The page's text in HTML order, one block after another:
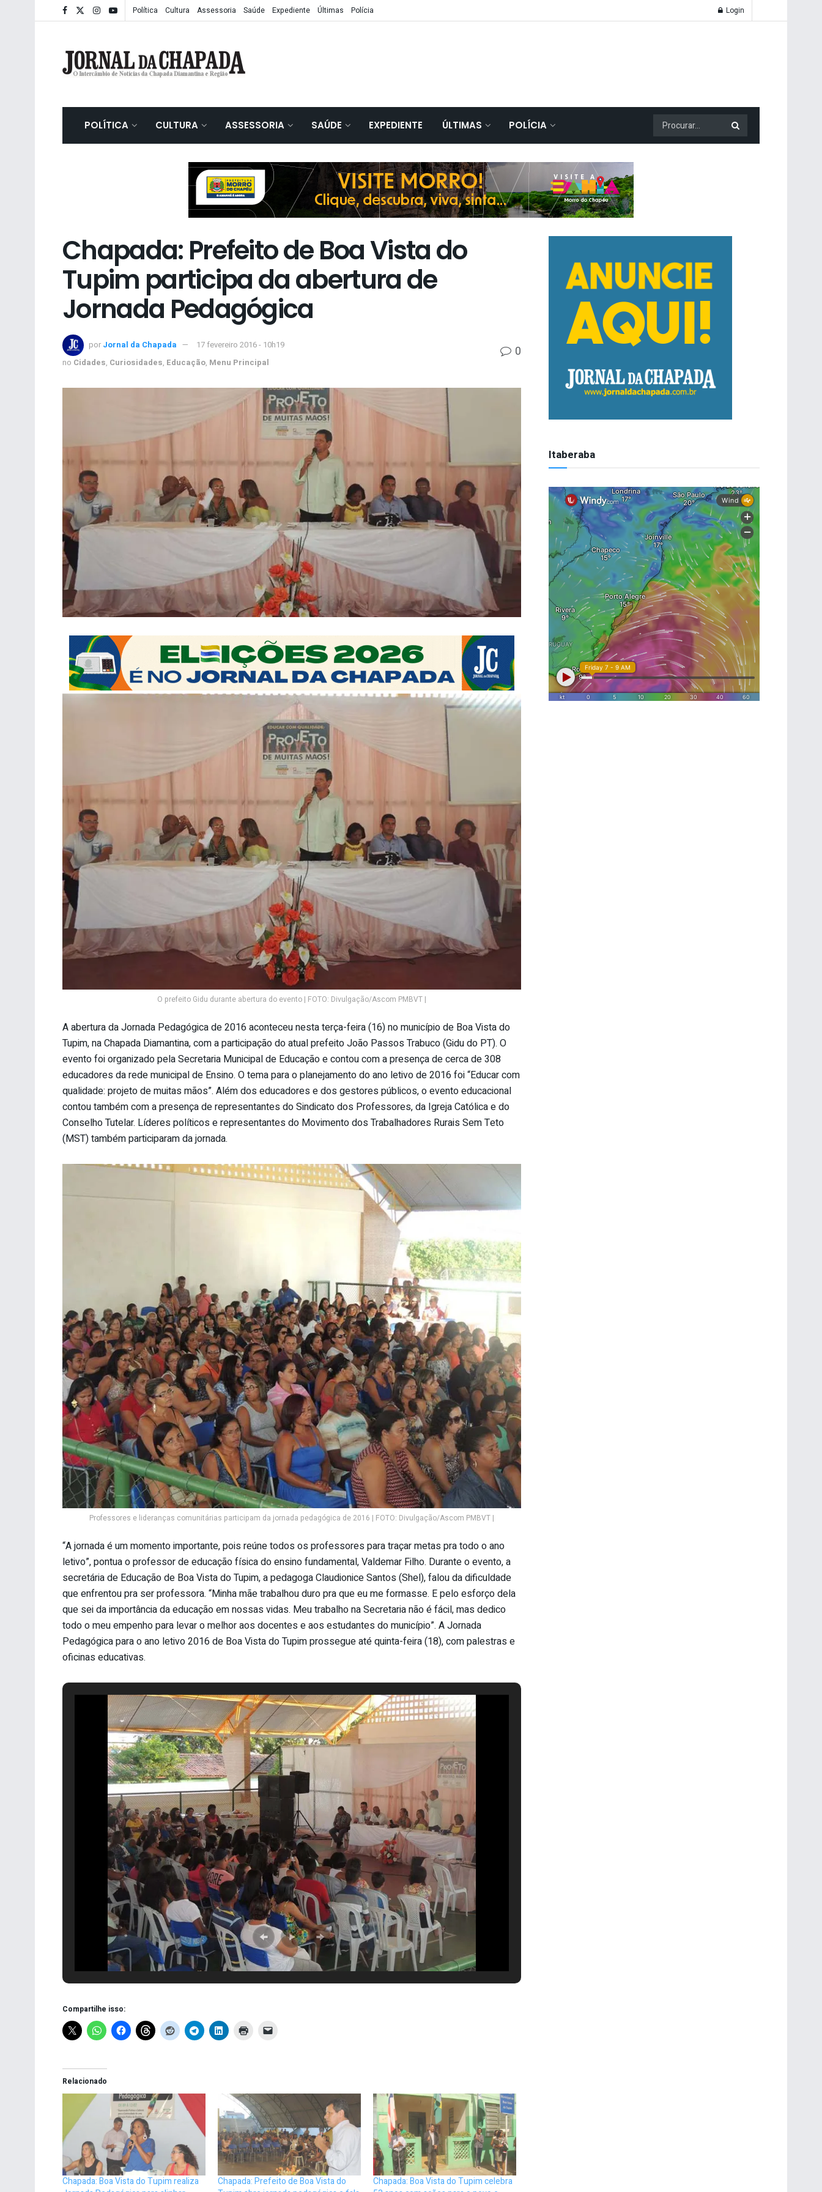
Política Cultura Assessoria Saúde Expediente Últimas Polícia Login
POLÍTICA CULTURA ASSESSORIA SAÚDE EXPEDIENTE ÚLTIMAS POLÍCIA
Chapada: Prefeito de Boa Vista do
Tupim participa da abertura de
Jornada Pedagógica
por Jornal da Chapada
17 fevereiro 2016 - 10h19
no Cidades, Curiosidades, Educação, Menu Principal
0
O prefeito Gidu durante abertura do evento | FOTO: Divulgação/Ascom PMBVT |
A abertura da Jornada Pedagógica de 2016 aconteceu nesta terça-feira (16) no município de Boa Vista do
Tupim, na Chapada Diamantina, com a participação do atual prefeito João Passos Trabuco (Gidu do PT). O
evento foi organizado pela Secretaria Municipal de Educação e contou com a presença de cerca de 308
educadores da rede municipal de Ensino. O tema para o planejamento do ano letivo de 2016 foi “Educar com
qualidade: projeto de muitas mãos”. Além dos educadores e dos gestores públicos, o evento educacional
contou também com a presença de representantes do Sindicato dos Professores, da Igreja Católica e do
Conselho Tutelar. Líderes políticos e representantes do Movimento dos Trabalhadores Rurais Sem Teto
(MST) também participaram da jornada.
Professores e lideranças comunitárias participam da jornada pedagógica de 2016 | FOTO: Divulgação/Ascom PMBVT |
“A jornada é um momento importante, pois reúne todos os professores para traçar metas pra todo o ano
letivo”, pontua o professor de educação física do ensino fundamental, Valdemar Filho. Durante o evento, a
secretária de Educação de Boa Vista do Tupim, a pedagoga Claudionice Santos (Shel), falou da dificuldade
que enfrentou pra ser professora. “Minha mãe trabalhou duro pra que eu me formasse. E pelo esforço dela
que sei da importância da educação em nossas vidas. Meu trabalho na Secretaria não é fácil, mas dedico
todo o meu empenho para levar o melhor aos docentes e aos estudantes do município”. A Jornada
Pedagógica para o ano letivo 2016 de Boa Vista do Tupim prossegue até quinta-feira (18), com palestras e
oficinas educativas.
Compartilhe isso:
Relacionado
Chapada: Boa Vista do Tupim realiza
Chapada: Prefeito de Boa Vista do
Chapada: Boa Vista do Tupim celebra
Itaberaba